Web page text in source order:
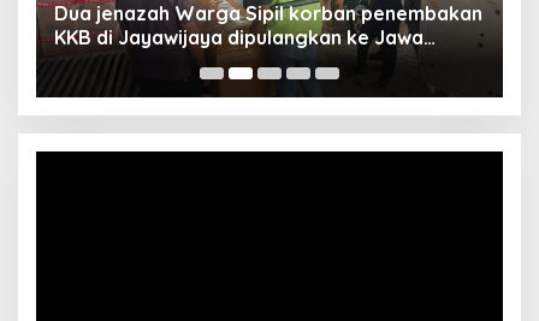
Dua jenazah Warga Sipil korban penembakan
KKB di Jayawijaya dipulangkan ke Jawa
Barat, Kaops Damai Cartenz: Kami terus buru
pelakunya